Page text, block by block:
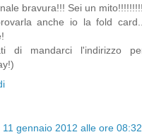
bravura!!! Sei un
anche io la fold
di mandarci l'indirizzo
11 gennaio 2012 alle ore 08:32